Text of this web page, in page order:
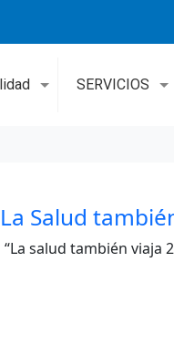
SERVICIOS
Salud
salud también viaja